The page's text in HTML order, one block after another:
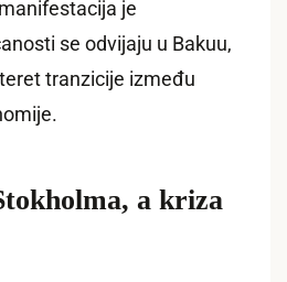
je
se odvijaju u Bakuu,
tranzicije između
a kriza